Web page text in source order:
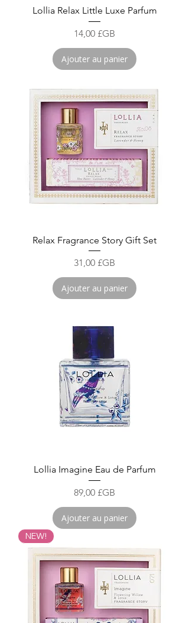
Lollia Relax Little Luxe Parfum
Prix
14,00 £GB
Ajouter au panier
Relax Fragrance Story Gift Set
Prix
31,00 £GB
Ajouter au panier
Lollia Imagine Eau de Parfum
Prix
89,00 £GB
Ajouter au panier
NEW!